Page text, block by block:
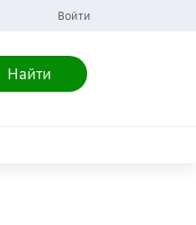
Войти
Найти